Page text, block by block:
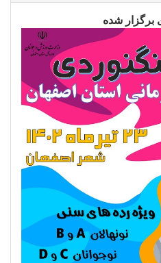
برگزار شده